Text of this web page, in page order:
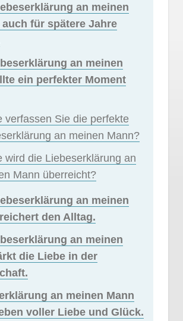
an meinen
für spätere Jahre
an meinen
ein perfekter Moment
verfassen Sie die perfekte
an meinen Mann?
wird die Liebeserklärung an
Mann überreicht?
an meinen
den Alltag.
an meinen
die Liebe in der
an meinen Mann
voller Liebe und Glück.